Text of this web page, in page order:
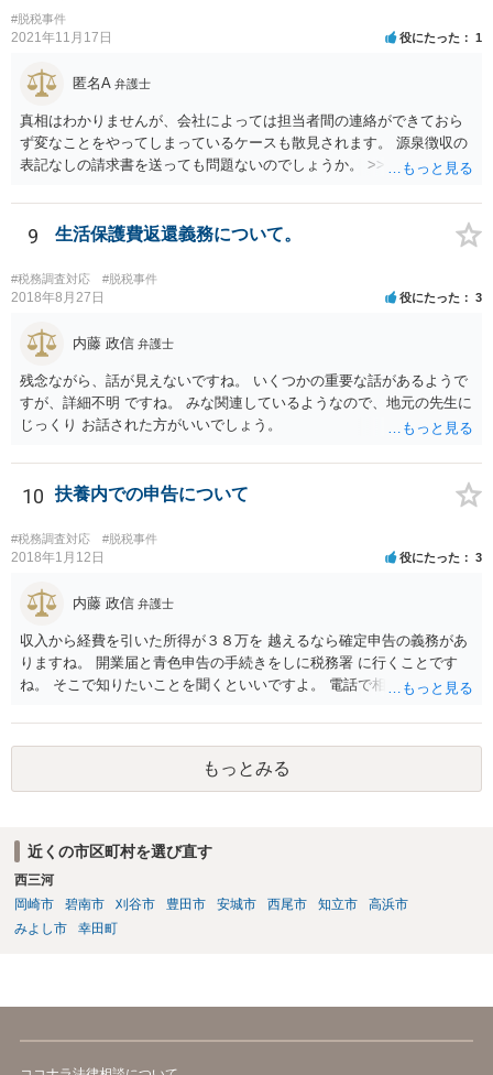
#脱税事件
2021年11月17日 役にたった 1
匿名A 弁護士
真相はわかりませんが、会社によっては担当者間の連絡ができておら
ず変なことをやってしまっているケースも散見されます。 源泉徴収の
表記なしの請求書を送っても問題ないのでしょうか。 >>違法というこ
書の金額や記載と振込額がズレているのでややこしい瞬間は生じるよ
うに思いますが、間違えず記帳できるのであれば同じく問題はありま
せん。 相手方との関係性にもよりますが、一度相手方の担当者や上司
にしっかりと確認してみても良いかもしれません。
9 生活保護費返還義務について。
#税務調査対応 #脱税事件
2018年8月27日 役にたった 3
内藤 政信 弁護士
残念ながら、話が見えないですね。 いくつかの重要な話があるようで
すが、詳細不明 ですね。 みな関連しているようなので、地元の先生に
じっくり お話された方がいいでしょう。
10 扶養内での申告について
#税務調査対応 #脱税事件
2018年1月12日 役にたった 3
内藤 政信 弁護士
収入から経費を引いた所得が３８万を 越えるなら確定申告の義務があ
りますね。 開業届と青色申告の手続きをしに税務署 に行くことです
ね。 そこで知りたいことを聞くといいですよ。 電話で相談にいくこと
もっとみる
近くの市区町村を選び直す
西三河
岡崎市
碧南市 刈谷市 豊田市 安城市 西尾市 知立市
高浜市
みよし市
幸田町